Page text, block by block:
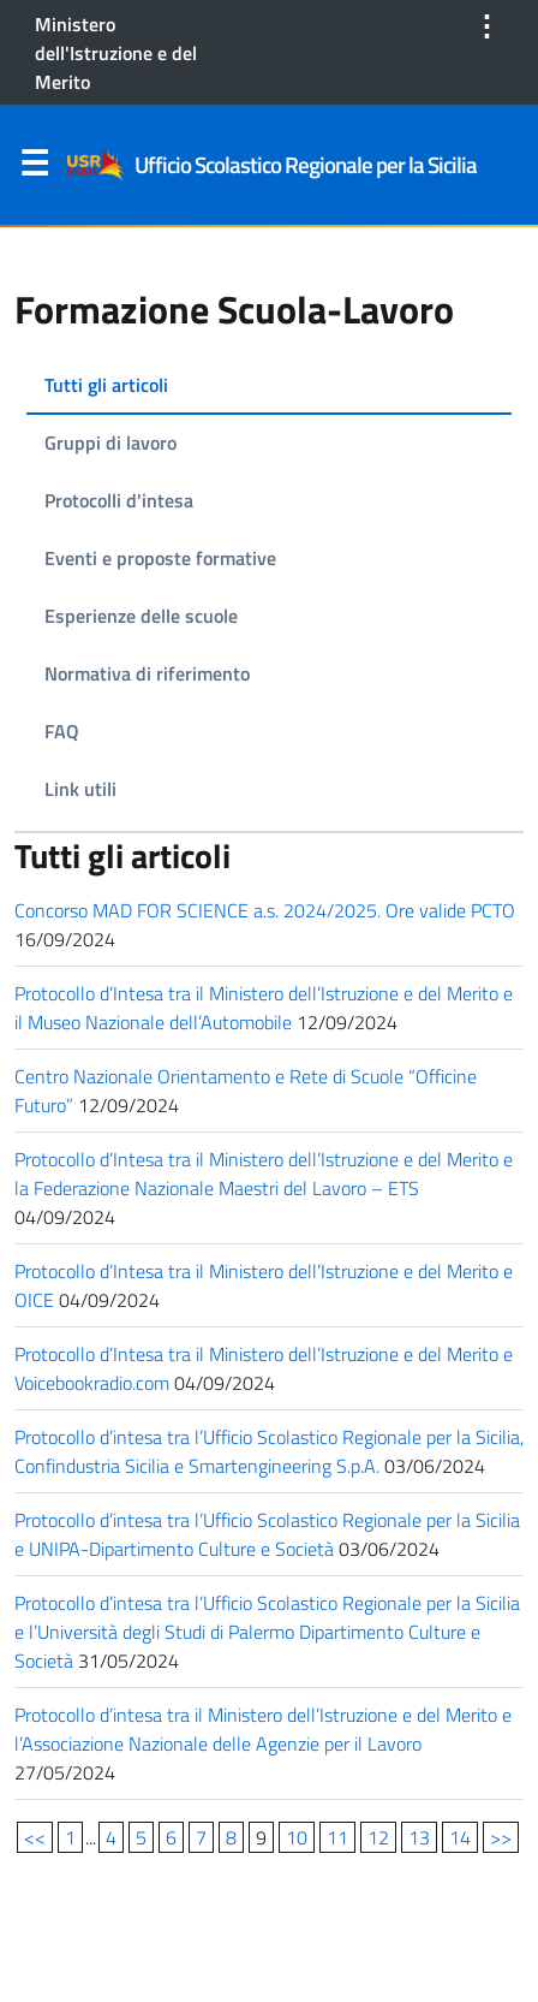
Ministero
dell'Istruzione e del
Merito
⋮
Ufficio Scolastico Regionale per la Sicilia
Formazione Scuola-Lavoro
Tutti gli articoli
Gruppi di lavoro
Protocolli d'intesa
Eventi e proposte formative
Esperienze delle scuole
Normativa di riferimento
FAQ
Link utili
Tutti gli articoli
Concorso MAD FOR SCIENCE a.s. 2024/2025. Ore valide PCTO
16/09/2024
Protocollo d’Intesa tra il Ministero dell’Istruzione e del Merito e
il Museo Nazionale dell’Automobile 12/09/2024
Centro Nazionale Orientamento e Rete di Scuole “Officine
Futuro” 12/09/2024
Protocollo d’Intesa tra il Ministero dell’Istruzione e del Merito e
la Federazione Nazionale Maestri del Lavoro – ETS
04/09/2024
Protocollo d’Intesa tra il Ministero dell’Istruzione e del Merito e
OICE 04/09/2024
Protocollo d’Intesa tra il Ministero dell’Istruzione e del Merito e
Voicebookradio.com04/09/2024
Protocollo d’intesa tra l’Ufficio Scolastico Regionale per la Sicilia,
Confindustria Sicilia e Smartengineering S.p.A.03/06/2024
Protocollo d’intesa tra l’Ufficio Scolastico Regionale per la Sicilia
e UNIPA-Dipartimento Culture e Società03/06/2024
Protocollo d’intesa tra l’Ufficio Scolastico Regionale per la Sicilia
e l’Università degli Studi di Palermo Dipartimento Culture e
Società 31/05/2024
Protocollo d’intesa tra il Ministero dell’Istruzione e del Merito e
l’Associazione Nazionale delle Agenzie per il Lavoro
27/05/2024
<< 1 ... 4 5 6 7 8 9 10 11 12 13 14 >>